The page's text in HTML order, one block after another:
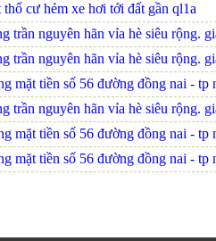
cư hẻm xe hơi tới đất gần ql1a
trần nguyên hãn vỉa hè siêu rộng.
trần nguyên hãn vỉa hè siêu rộng.
mặt tiền số 56 đường đồng nai - tp
trần nguyên hãn vỉa hè siêu rộng.
mặt tiền số 56 đường đồng nai - tp
mặt tiền số 56 đường đồng nai - tp